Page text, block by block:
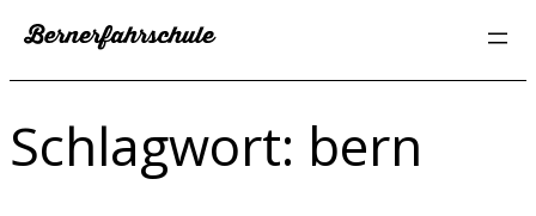
Zum
Inhalt
Schlagwort: bern